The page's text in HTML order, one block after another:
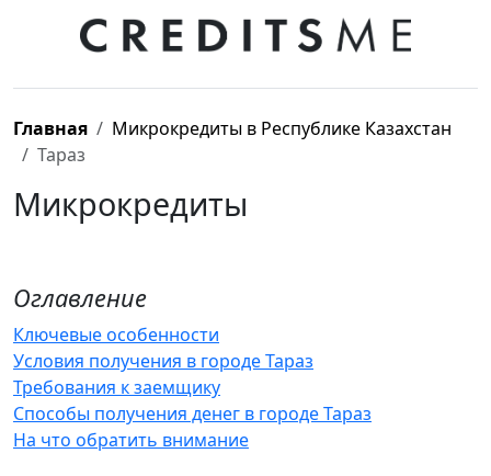
Главная
Микрокредиты в Республике Казахстан
Тараз
Микрокредиты
Оглавление
Ключевые особенности
Условия получения в городе Тараз
Требования к заемщику
Способы получения денег в городе Тараз
На что обратить внимание